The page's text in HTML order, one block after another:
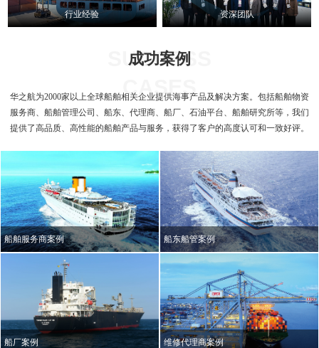
行业经验 资深团队
成功案例
SUCCESS
CASES
华之航为2000家以上全球船舶相关企业提供海事产品及解决方案。包括船舶物资
服务商、船舶管理公司、船东、代理商、船厂、石油平台、船舶研究所等，我们
提供了高品质、高性能的船舶产品与服务，获得了客户的高度认可和一致好评。
船舶服务商案例 船东船管案例
船厂案例 维修代理商案例